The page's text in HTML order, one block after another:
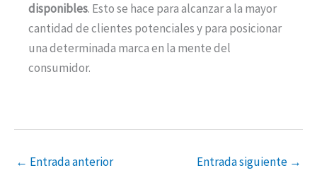
disponibles. Esto se hace para alcanzar a la mayor
cantidad de clientes potenciales y para posicionar
una determinada marca en la mente del
consumidor.
← Entrada anterior Entrada siguiente →